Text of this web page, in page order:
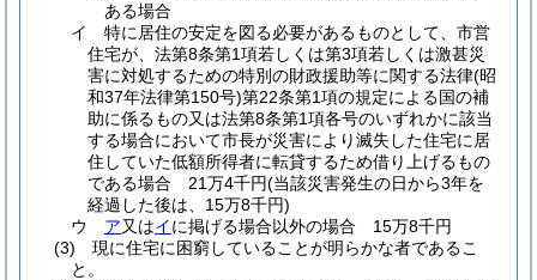
ある場合
イ
特に居住の安定を図る必要があるものとして、市営
住宅が、法第8条第1項若しくは第3項若しくは激甚災
害に対処するための特別の財政援助等に関する法律(昭
和37年法律第150号)第22条第1項の規定による国の補
助に係るもの又は法第8条第1項各号のいずれかに該当
する場合において市長が災害により滅失した住宅に居
住していた低額所得者に転貸するため借り上げるもの
である場合 21万4千円(当該災害発生の日から3年を
経過した後は、15万8千円)
ウ
ア又はイに掲げる場合以外の場合 15万8千円
(3)
現に住宅に困窮していることが明らかな者であるこ
と。